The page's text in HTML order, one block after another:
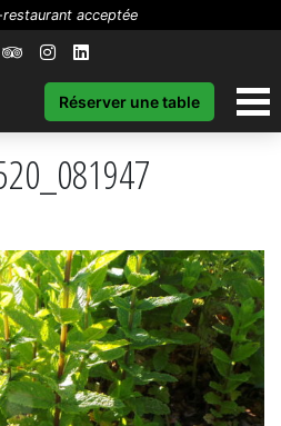
acceptée
Réserver une table